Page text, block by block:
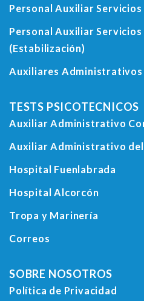
Personal Auxiliar
Personal Auxiliar
(Estabilización)
Auxiliares Administrativos
TESTS PSICOTECNICOS
Auxiliar Administrativo
Auxiliar Administrativo del
Hospital Fuenlabrada
Hospital Alcorcón
Tropa y Marinería
Correos
SOBRE NOSOTROS
Política de Privacidad